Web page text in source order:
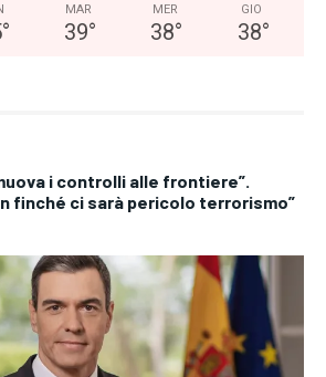
°
MAR
39°
MER
38°
GIO
38°
i controlli alle frontiere”.
finché ci sarà pericolo terrorismo”